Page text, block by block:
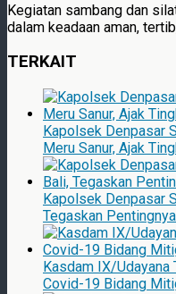
Kegiatan sambang dan
dalam keadaan aman,
TERKAIT
Kapolsek Denpasar
Meru Sanur, Ajak
Kapolsek Denpasar
Tegaskan
Kasdam IX/Udayana
Covid-19 Bidang